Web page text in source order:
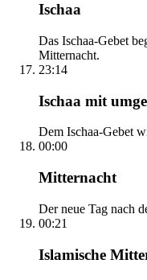
Ischaa
Das Ischaa-Gebet
Mitternacht.
23:14
Ischaa mit
Dem Ischaa-Gebet
00:00
Mitternacht
Der neue Tag nach
00:21
Islamische